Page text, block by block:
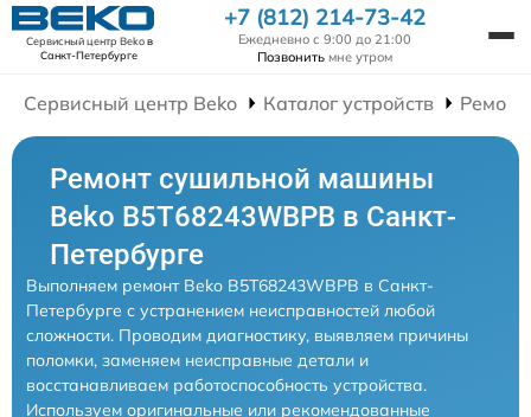
Сервисный центр Bekoв
Санкт-Петербурге
+7 (812) 214-73-42
Ежедневно с 9:00 до 21:00
Позвонить мне утром
Сервисный центр Beko Каталог устройств
Ремонт сушильной машины
Beko B5T68243WBPB в Санкт-
Петербурге
Выполняем ремонт Beko B5T68243WBPB в Санкт-
Петербурге с устранением неисправностей любой
сложности. Проводим диагностику, выявляем причины
поломки, заменяем неисправные детали и
восстанавливаем работоспособность устройства.
Используем оригинальные или рекомендованные